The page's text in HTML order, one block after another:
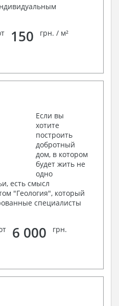
150 грн. / м²
Если вы
хотите
построить
добротный
дом, в котором
будет жить не
одно
есть смысл
"Геология", который
специалисты
6 000 грн.